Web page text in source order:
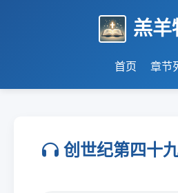
羔羊
首页 章节
创世纪第四十